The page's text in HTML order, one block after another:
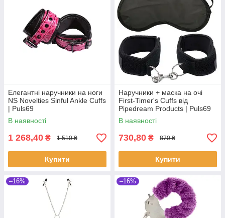
Елегантні наручники на ноги
NS Novelties Sinful Ankle Cuffs
| Puls69
В наявності
1 268,40 ₴ 1 510 ₴
Купити
Наручники + маска на очі
First-Timer's Cuffs від
Pipedream Products | Puls69
В наявності
730,80 ₴ 870 ₴
Купити
–16% –16%